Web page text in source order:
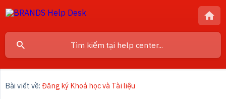
Bài viết về: Đăng ký Khoá học và Tài liệu